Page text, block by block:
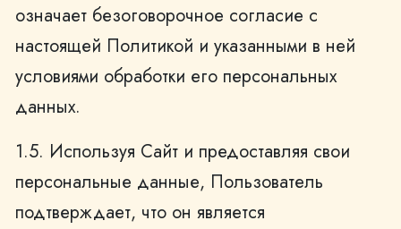
означает безоговорочное согласие с
настоящей Политикой и указанными в ней
условиями обработки его персональных
данных.
1.5. Используя Сайт и предоставляя свои
персональные данные, Пользователь
подтверждает, что он является